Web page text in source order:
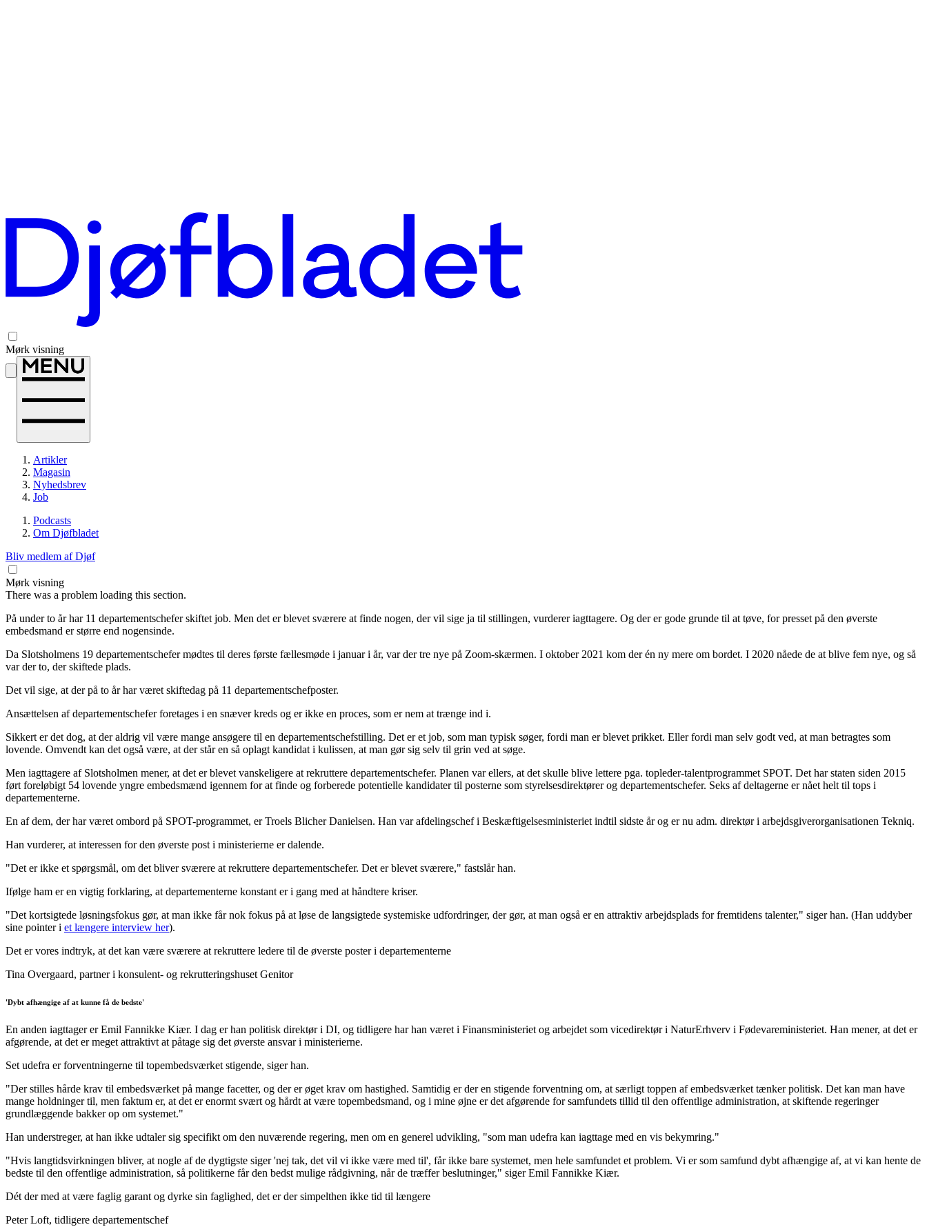
Mørk visning
Artikler
Magasin
Nyhedsbrev
Job
Podcasts
Om Djøfbladet
Bliv medlem af Djøf
Mørk visning
There was a problem loading this section.
På under to år har 11 departementschefer skiftet job. Men det er blevet sværere at finde nogen, der vil sige ja til stillingen, vurderer iagttagere. Og der er gode grunde til at tøve, for presset på den øverste
embedsmand er større end nogensinde.
Da Slotsholmens 19 departementschefer mødtes til deres første fællesmøde i januar i år, var der tre nye på Zoom-skærmen. I oktober 2021 kom der én ny mere om bordet. I 2020 nåede de at blive fem nye, og så
var der to, der skiftede plads.
Det vil sige, at der på to år har været skiftedag på 11 departementschefposter.
Ansættelsen af departementschefer foretages i en snæver kreds og er ikke en proces, som er nem at trænge ind i.
Sikkert er det dog, at der aldrig vil være mange ansøgere til en departementschefstilling. Det er et job, som man typisk søger, fordi man er blevet prikket. Eller fordi man selv godt ved, at man betragtes som
lovende. Omvendt kan det også være, at der står en så oplagt kandidat i kulissen, at man gør sig selv til grin ved at søge.
Men iagttagere af Slotsholmen mener, at det er blevet vanskeligere at rekruttere departementschefer. Planen var ellers, at det skulle blive lettere pga. topleder-talentprogrammet SPOT. Det har staten siden 2015
ført foreløbigt 54 lovende yngre embedsmænd igennem for at finde og forberede potentielle kandidater til posterne som styrelsesdirektører og departementschefer. Seks af deltagerne er nået helt til tops i
departementerne.
En af dem, der har været ombord på SPOT-programmet, er Troels Blicher Danielsen. Han var afdelingschef i Beskæftigelsesministeriet indtil sidste år og er nu adm. direktør i arbejdsgiverorganisationen Tekniq.
Han vurderer, at interessen for den øverste post i ministerierne er dalende.
"Det er ikke et spørgsmål, om det bliver sværere at rekruttere departementschefer. Det er blevet sværere," fastslår han.
Ifølge ham er en vigtig forklaring, at departementerne konstant er i gang med at håndtere kriser.
"Det kortsigtede løsningsfokus gør, at man ikke får nok fokus på at løse de langsigtede systemiske udfordringer, der gør, at man også er en attraktiv arbejdsplads for fremtidens talenter," siger han. (Han uddyber
sine pointer i et længere interview her).
Det er vores indtryk, at det kan være sværere at rekruttere ledere til de øverste poster i departementerne
Tina Overgaard, partner i konsulent- og rekrutteringshuset Genitor
'Dybt afhængige af at kunne få de bedste'
En anden iagttager er Emil Fannikke Kiær. I dag er han politisk direktør i DI, og tidligere har han været i Finansministeriet og arbejdet som vicedirektør i NaturErhverv i Fødevareministeriet. Han mener, at det er
afgørende, at det er meget attraktivt at påtage sig det øverste ansvar i ministerierne.
Set udefra er forventningerne til topembedsværket stigende, siger han.
"Der stilles hårde krav til embedsværket på mange facetter, og der er øget krav om hastighed. Samtidig er der en stigende forventning om, at særligt toppen af embedsværket tænker politisk. Det kan man have
mange holdninger til, men faktum er, at det er enormt svært og hårdt at være topembedsmand, og i mine øjne er det afgørende for samfundets tillid til den offentlige administration, at skiftende regeringer
grundlæggende bakker op om systemet."
Han understreger, at han ikke udtaler sig specifikt om den nuværende regering, men om en generel udvikling, "som man udefra kan iagttage med en vis bekymring."
"Hvis langtidsvirkningen bliver, at nogle af de dygtigste siger 'nej tak, det vil vi ikke være med til', får ikke bare systemet, men hele samfundet et problem. Vi er som samfund dybt afhængige af, at vi kan hente de
bedste til den offentlige administration, så politikerne får den bedst mulige rådgivning, når de træffer beslutninger," siger Emil Fannikke Kiær.
Dét der med at være faglig garant og dyrke sin faglighed, det er der simpelthen ikke tid til længere
Peter Loft, tidligere departementschef